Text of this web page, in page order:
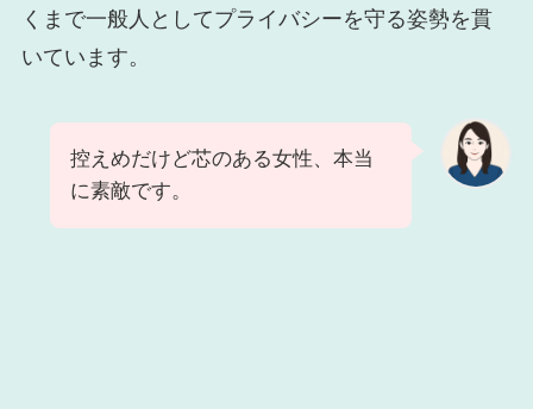
くまで一般人としてプライバシーを守る姿勢を貫
いています。
控えめだけど芯のある女性、本当
に素敵です。